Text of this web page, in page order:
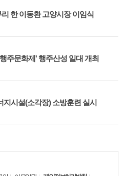
한 이동환 고양시장 이임식
주문화제' 행주산성 일대 개최
지시설(소각장) 소방훈련 실시